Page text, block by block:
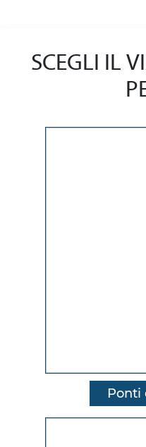
SCEGLI IL
Ponti